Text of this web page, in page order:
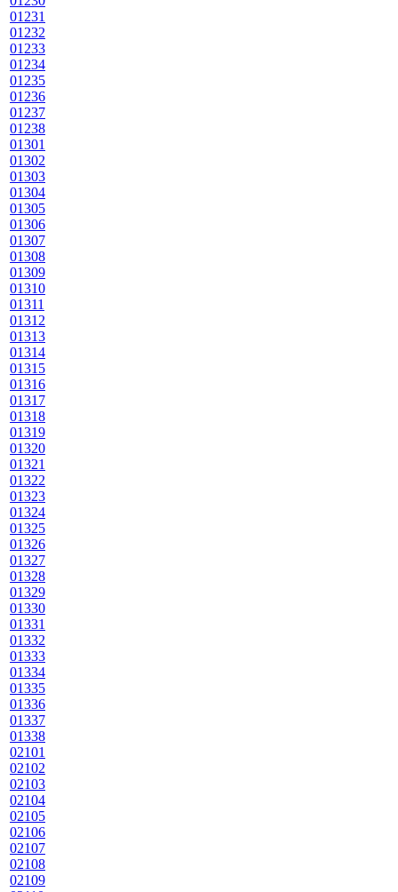
01231
01232
01233
01234
01235
01236
01237
01238
01301
01302
01303
01304
01305
01306
01307
01308
01309
01310
01311
01312
01313
01314
01315
01316
01317
01318
01319
01320
01321
01322
01323
01324
01325
01326
01327
01328
01329
01330
01331
01332
01333
01334
01335
01336
01337
01338
02101
02102
02103
02104
02105
02106
02107
02108
02109